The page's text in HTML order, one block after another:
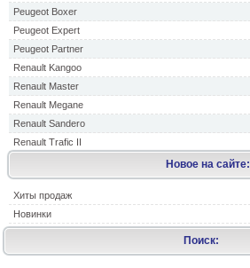
Peugeot Boxer
Peugeot Expert
Peugeot Partner
Renault Kangoo
Renault Master
Renault Megane
Renault Sandero
Renault Trafic II
Новое на сайте:
Хиты продаж
Новинки
Поиск: